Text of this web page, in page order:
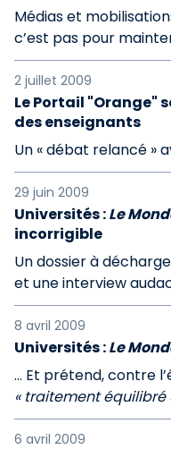
Médias et
c’est pas pour
2 juillet 2009
Le Portail "Orange"
des enseignants
Un « débat relancé »
29 juin 2009
Universités :Le
incorrigible
Un dossier à
et une interview
8 avril 2009
Universités :Le
… Et prétend, contre
« traitement équilibré
6 avril 2009